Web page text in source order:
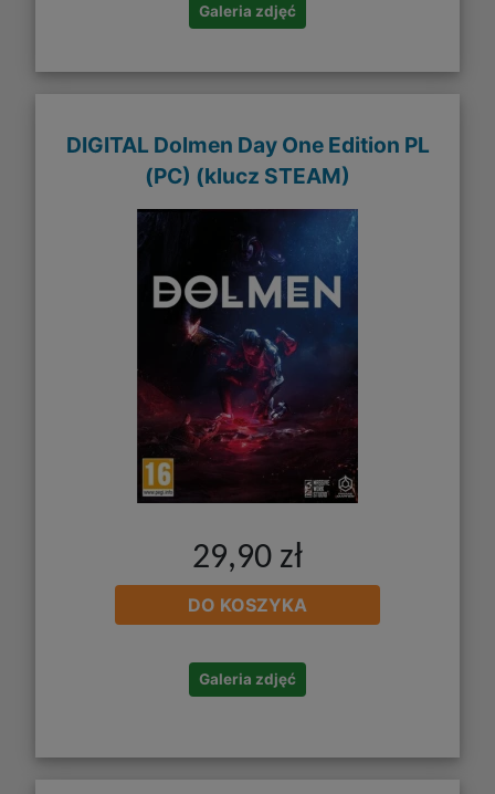
Galeria zdjęć
DIGITAL Dolmen Day One Edition PL
(PC) (klucz STEAM)
29,90 zł
DO KOSZYKA
Galeria zdjęć